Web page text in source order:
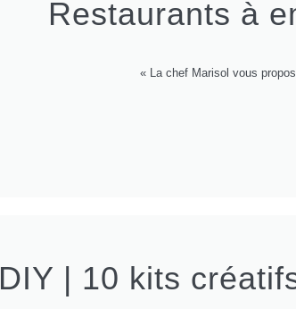
Restaurants à
« La chef Marisol vous
DIY | 10 kits